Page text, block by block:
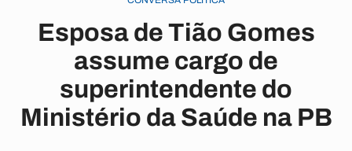
Esposa de Tião Gomes
assume cargo de
superintendente do
Ministério da Saúde na PB